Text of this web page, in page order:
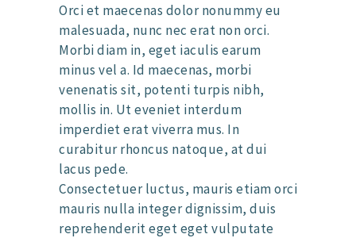
Orci et maecenas dolor nonummy eu
malesuada, nunc nec erat non orci.
Morbi diam in, eget iaculis earum
minus vel a. Id maecenas, morbi
venenatis sit, potenti turpis nibh,
mollis in. Ut eveniet interdum
imperdiet erat viverra mus. In
curabitur rhoncus natoque, at dui
lacus pede.
Consectetuer luctus, mauris etiam orci
mauris nulla integer dignissim, duis
reprehenderit eget eget vulputate